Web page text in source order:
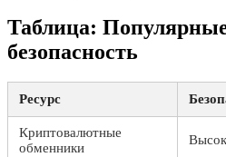
Таблица:
безопасность
Ресурс
Криптовалютные
обменники